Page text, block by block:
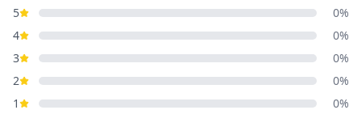
5
0%
4
0%
3
0%
2
0%
1
0%